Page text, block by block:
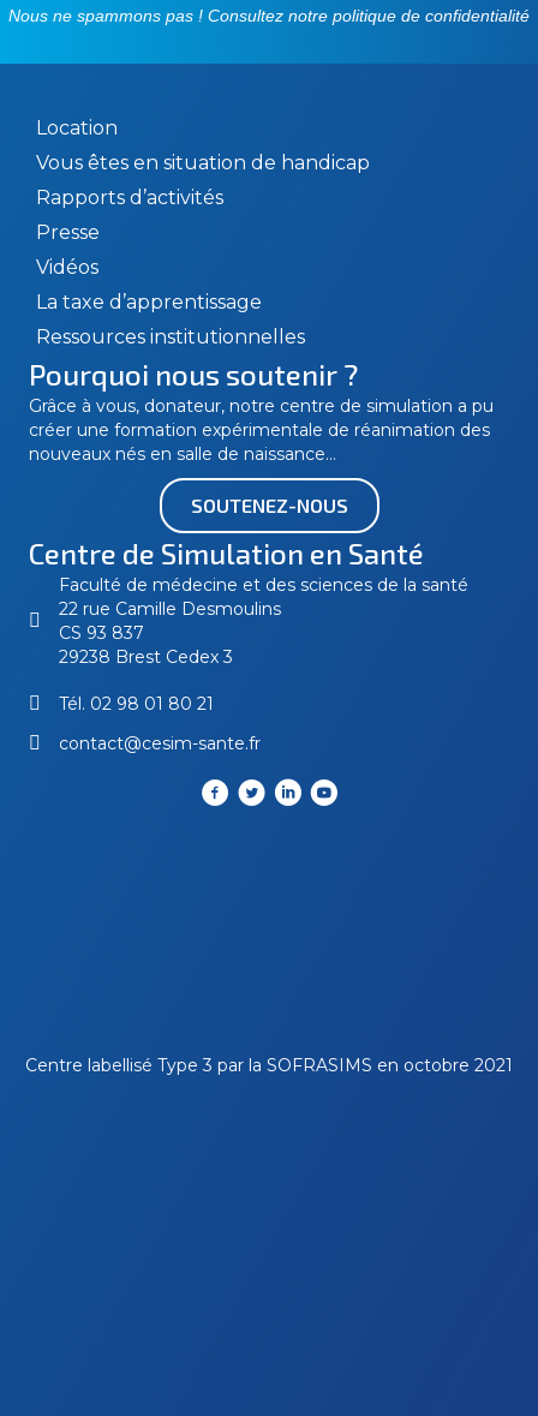
Nous ne spammons pas ! Consultez notre politique de confidentialité
Location
Vous êtes en situation de handicap
Rapports d’activités
Presse
Vidéos
La taxe d’apprentissage
Ressources institutionnelles
Pourquoi nous soutenir ?
Grâce à vous, donateur, notre centre de simulation a pu
créer une formation expérimentale de réanimation des
nouveaux nés en salle de naissance…
SOUTENEZ-NOUS
Centre de Simulation en Santé
Faculté de médecine et des sciences de la santé
22 rue Camille Desmoulins
CS 93 837
29238 Brest Cedex 3
Tél. 02 98 01 80 21
contact@cesim-sante.fr
Centre labellisé Type 3 par la SOFRASIMS en octobre 2021